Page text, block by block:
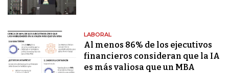
LABORAL
Al menos 86% de los ejecutivos
financieros consideran que la IA
es más valiosa que un MBA